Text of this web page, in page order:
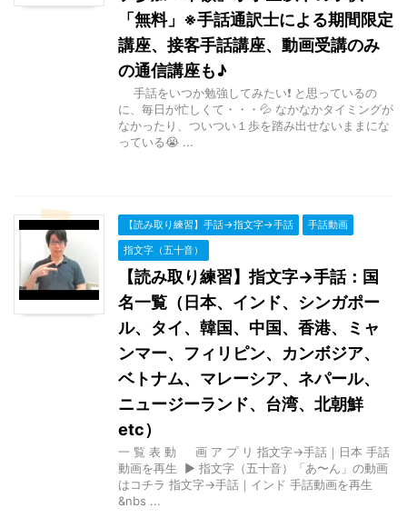
「無料」※手話通訳士による期間限定
講座、接客手話講座、動画受講のみ
の通信講座も♪
手話をいつか勉強してみたい❗ と思っているの
に、毎日が忙しくて・・・💦 なかなかタイミングが
なかったり、ついつい１歩を踏み出せないままにな
っている😭 ...
【読み取り練習】手話→指文字→手話
手話動画
指文字（五十音）
【読み取り練習】指文字→手話：国
名一覧（日本、インド、シンガポー
ル、タイ、韓国、中国、香港、ミャ
ンマー、フィリピン、カンボジア、
ベトナム、マレーシア、ネパール、
ニュージーランド、台湾、北朝鮮
etc）
一 覧 表 動 画 ア プ リ 指文字→手話｜日本 手話
動画を再生 ▶ 指文字（五十音）「あ〜ん」の動画
はコチラ 指文字→手話｜インド 手話動画を再生
&nbs ...